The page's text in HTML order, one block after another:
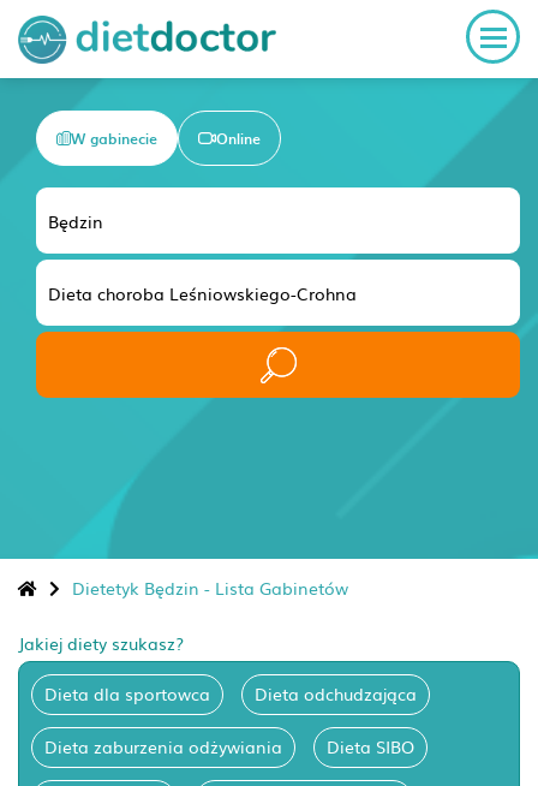
W gabinecie Online
Dietetyk Będzin - Lista Gabinetów
Jakiej diety szukasz?
Dieta dla sportowca Dieta odchudzająca
Dieta zaburzenia odżywiania Dieta SIBO